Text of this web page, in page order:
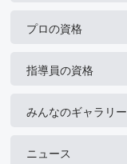
プロの資格
指導員の資格
みんなのギャラリー
ニュース